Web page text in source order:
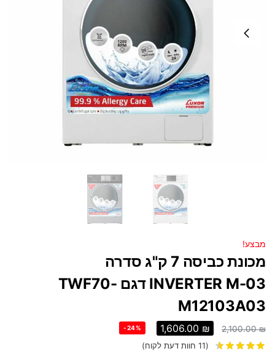
מבצע!
מכונת כביסה 7 ק"ג סדרה
INVERTER M-03 דגם TWF70-
M12103A03
2,100.00₪
1,606.00 ₪
-24%
(
11 חוות דעת לקוח)